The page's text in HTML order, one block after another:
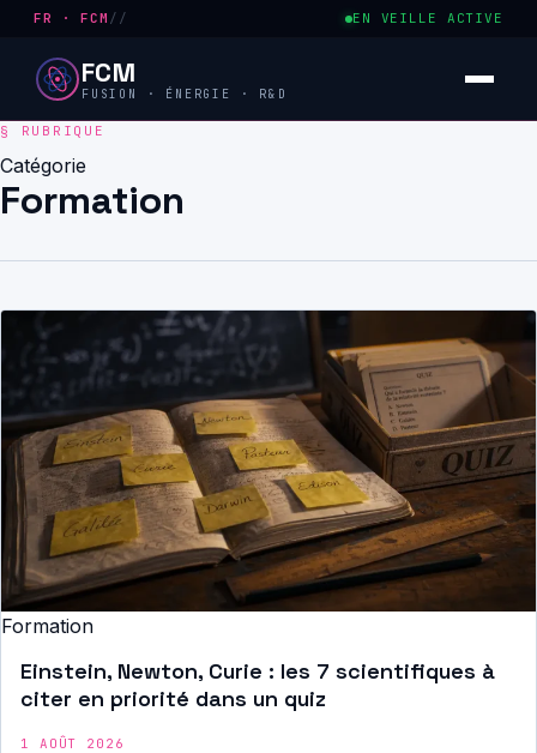
FR · FCM // EN VEILLE ACTIVE
FCM
FUSION · ÉNERGIE · R&D
Catégorie
Formation
Formation
Einstein, Newton, Curie : les 7 scientifiques à
citer en priorité dans un quiz
1 AOÛT 2026